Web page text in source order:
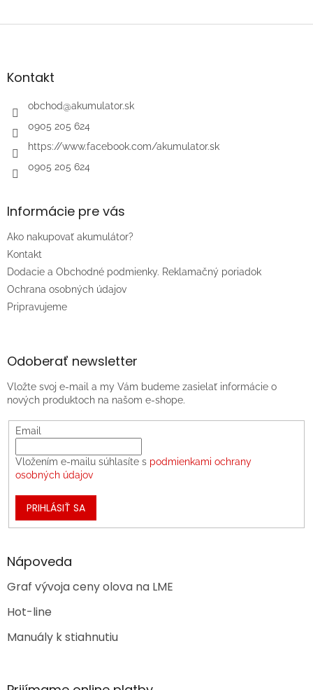
Z
äKontakt
obchod@akumulator.sk
0905 205 624
https://www.facebook.com/akumulator.sk
0905 205 624
Informácie pre vás
Ako nakupovať akumulátor?
Kontakt
Dodacie a Obchodné podmienky. Reklamačný poriadok
Ochrana osobných údajov
Pripravujeme
Odoberať newsletter
Vložte svoj e-mail a my Vám budeme zasielať informácie o
nových produktoch na našom e-shope.
Email
Vložením e-mailu súhlasíte s podmienkami ochrany
osobných údajov
PRIHLÁSIŤ SA
Nápoveda
Graf vývoja ceny olova na LME
Hot-line
Manuály k stiahnutiu